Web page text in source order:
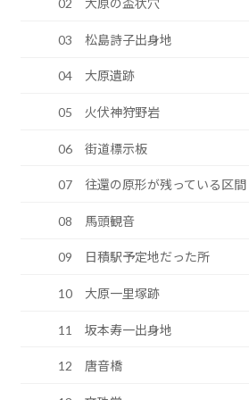
02 大原の盃状穴
03 松島詩子出身地
04 大原遺跡
05 火伏神狩野岩
06 街道標示板
07 往還の原形が残っている区間
08 馬頭観音
09 日積駅予定地だった所
10 大原一里塚跡
11 坂本寿一出身地
12 唐音橋